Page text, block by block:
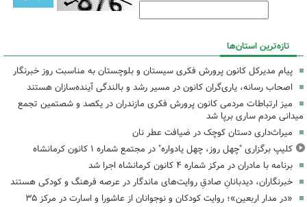
تازه‌ترین استان‌ها
پیام مدیرکل کانون پرورش فکری سیستان و بلوچستان به مناسبت روز خبرنگار
اصحاب رسانه، یاری‌گران کانون در مسیر رشد و بالندگی آینده‌سازان هستند
میز ارتباطات مردمی کانون پرورش فکری مازندران در یکصد و شصتمین تجمع
میدانی مردم ساری برپا شد
میراث‌داری دستان کوچک در ضیافت عطر نان
کلیپ برگزاری "چهل روز، چهل یادواره" در مجتمع شماره ۱ کانون کرمانشاه
برنامه با مادران در مرکز شماره ۴ کانون کرمانشاه اجرا شد
خبرنگاران، دیدبانانِ صادقِ روایت‌های ماندگار در عرصه فرهنگ و کودکی هستند
«در مدار اربعین»؛ روایت کودکان و نوجوانان از عاشورا و اسارت در مرکز ۳۵